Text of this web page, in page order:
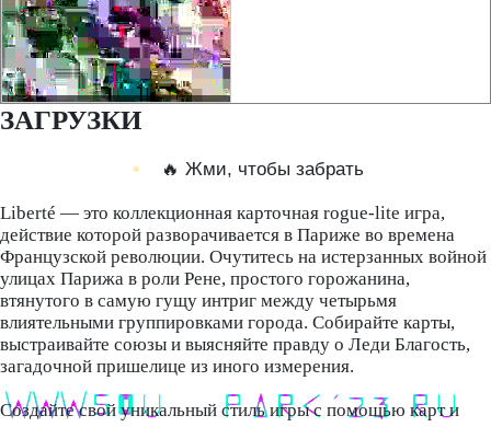
ЗАГРУЗКИ
🔥 Жми, чтобы забрать
Liberté — это коллекционная карточная rogue-lite игра,
действие которой разворачивается в Париже во времена
Французской революции. Очутитесь на истерзанных войной
улицах Парижа в роли Рене, простого горожанина,
втянутого в самую гущу интриг между четырьмя
влиятельными группировками города. Собирайте карты,
выстраивайте союзы и выясняйте правду о Леди Благость,
загадочной пришелице из иного измерения.
Создайте свой уникальный стиль игры с помощью карт и